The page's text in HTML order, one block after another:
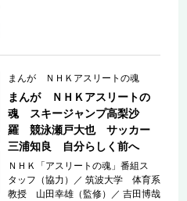
まんが ＮＨＫアスリートの魂
まんが ＮＨＫアスリートの
魂 スキージャンプ高梨沙
羅 競泳瀬戸大也 サッカー
三浦知良 自分らしく前へ
ＮＨＫ「アスリートの魂」番組ス
タッフ（協力）
／筑波大学 体育系
教授 山田幸雄（監修）
／吉田博哉